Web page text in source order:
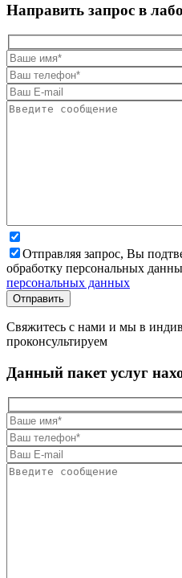
Направить запрос в
Отправляя запрос, Вы
обработку персональных
персональных данных
Свяжитесь с нами и мы в
проконсультируем
Данный пакет услуг